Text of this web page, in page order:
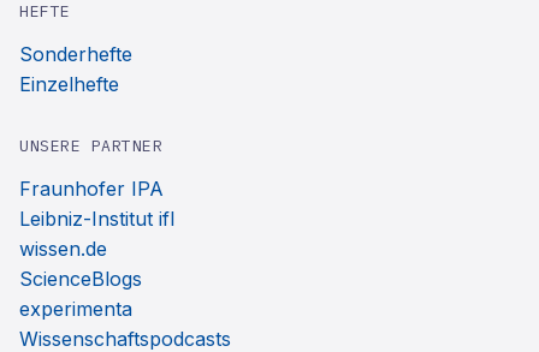
HEFTE
Sonderhefte
Einzelhefte
UNSERE PARTNER
Fraunhofer IPA
Leibniz-Institut ifl
wissen.de
ScienceBlogs
experimenta
Wissenschaftspodcasts